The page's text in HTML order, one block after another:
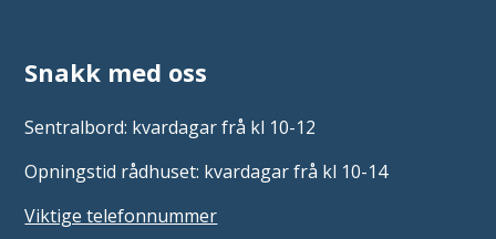
Snakk med oss
Sentralbord: kvardagar frå kl 10-12
Opningstid rådhuset: kvardagar frå kl 10-14
Viktige telefonnummer